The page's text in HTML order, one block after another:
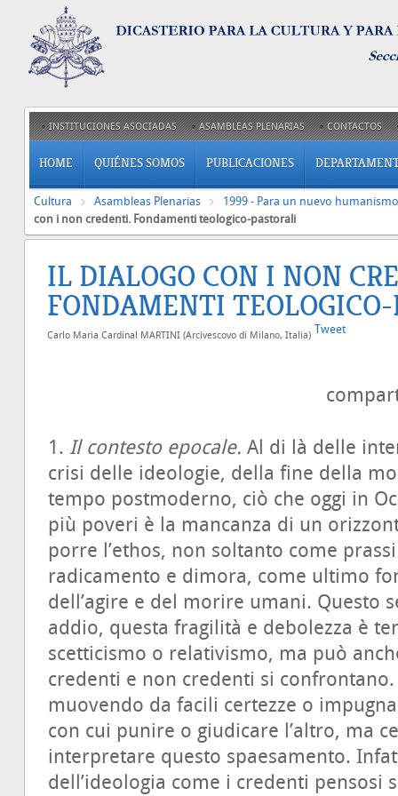
INSTITUCIONES ASOCIADAS ASAMBLEAS PLENARIAS CONTACTOS
HOME QUIÉNES SOMOS PUBLICACIONES
Cultura Asambleas Plenarias
1999 - Para un nuevo
con i non credenti. Fondamenti teologico-pastorali
IL DIALOGO CON I NON
FONDAMENTI
Carlo Maria Cardinal MARTINI (Arcivescovo di Milano, Italia) Tweet
1. Il contesto epocale. Al di là delle
crisi delle ideologie, della fine della
tempo postmoderno, ciò che oggi in
più poveri è la mancanza di un
porre l’ethos, non soltanto come
radicamento e dimora, come ultimo
dell’agire e del morire umani. Questo
addio, questa fragilità e debolezza è
scetticismo o relativismo, ma può
credenti e non credenti si
muovendo da facili certezze o
con cui punire o giudicare l’altro, ma
interpretare questo spaesamento.
dell’ideologia come i credenti pensosi